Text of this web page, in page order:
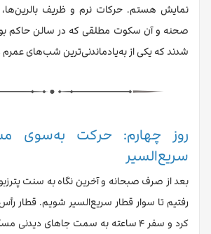
نمایش هستم. حرکات نرم و ظریف بالرین‌ها،
صحنه و آن سکوت مطلقی که در سالن حاکم
شدند که یکی از به‌یادماندنی‌ترین شب‌های عمرم
روز چهارم: حرکت به‌سوی
سریع‌السیر
بعد از صرف صبحانه و آخرین نگاه به سنت
کرد و سفر ۴ ساعته به سمت جاهای دیدنی